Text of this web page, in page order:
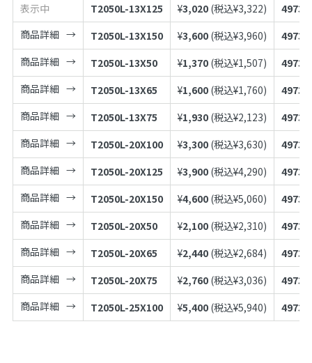
表示中
T2050L-13X125 ¥3,020 (税込¥3,322)
商品詳細
T2050L-13X150 ¥3,600 (税込¥3,960)
商品詳細
T2050L-13X50 ¥1,370 (税込¥1,507)
商品詳細
T2050L-13X65 ¥1,600 (税込¥1,760)
商品詳細
T2050L-13X75 ¥1,930 (税込¥2,123)
商品詳細
T2050L-20X100 ¥3,300 (税込¥3,630)
商品詳細
T2050L-20X125 ¥3,900 (税込¥4,290)
商品詳細
T2050L-20X150 ¥4,600 (税込¥5,060)
商品詳細
T2050L-20X50 ¥2,100 (税込¥2,310)
商品詳細
T2050L-20X65 ¥2,440 (税込¥2,684)
商品詳細
T2050L-20X75 ¥2,760 (税込¥3,036)
商品詳細
T2050L-25X100 ¥5,400 (税込¥5,940)